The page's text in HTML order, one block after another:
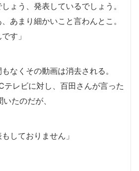
ょう、発表しているでしょう。
あまり細かいこと言わんとこ。
す」
なくその動画は消去される。
テレビに対し、百田さんが言った
たのだが、
しておりません」